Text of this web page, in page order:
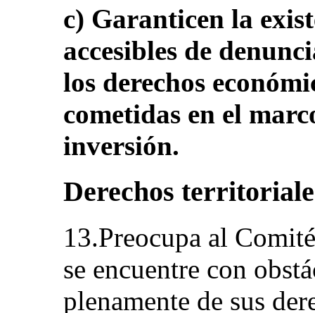
c) Garanticen la
accesibles de
los derechos
cometidas en el
inversión.
Derechos
13.Preocupa al
se encuentre con
plenamente de sus